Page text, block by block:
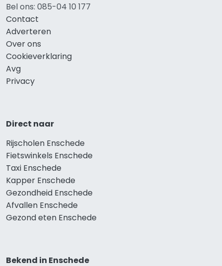
Bel ons: 085-04 10 177
Contact
Adverteren
Over ons
Cookieverklaring
Avg
Privacy
Direct naar
Rijscholen Enschede
Fietswinkels Enschede
Taxi Enschede
Kapper Enschede
Gezondheid Enschede
Afvallen Enschede
Gezond eten Enschede
Bekend in Enschede